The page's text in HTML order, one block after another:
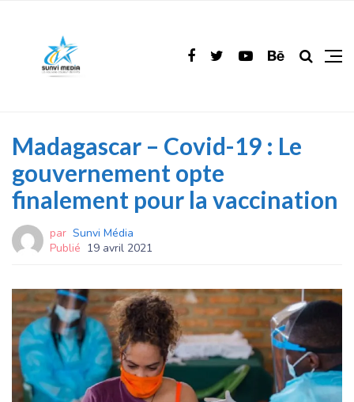
Madagascar – Covid-19 : Le
gouvernement opte
finalement pour la vaccination
par Sunvi Média
Publié 19 avril 2021